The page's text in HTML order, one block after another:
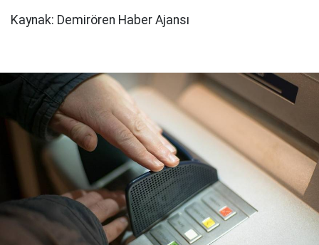
Kaynak: Demirören Haber Ajansı